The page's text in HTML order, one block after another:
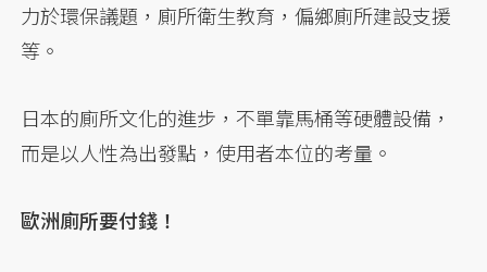
力於環保議題，廁所衛生教育，偏鄉廁所建設支援
等。
日本的廁所文化的進步，不單靠馬桶等硬體設備，
而是以人性為出發點，使用者本位的考量。
歐洲廁所要付錢！